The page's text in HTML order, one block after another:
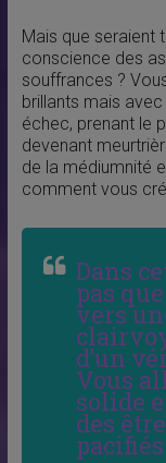
Mais que
conscience des
souffrances ?
brillants mais
échec, prenant le
devenant
de la médiumnité
comment vous
Dans
pas
vers
d’un
Vous
solide
des